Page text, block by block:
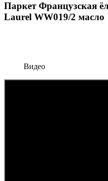
Паркет Французская
Laurel WW019/2 масло
Видео